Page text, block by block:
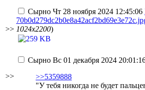
>>
Сырно Чт 28 ноября 2024 12:45:06
1024x2200)
>>
Сырно Вс 01 декабря 2024
>>5359888
"У тебя никогда не будет